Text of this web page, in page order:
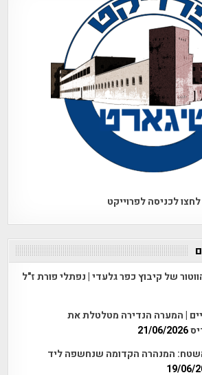
לחצו לכניסה לפרוייקט
של קיבוץ כפר גלעדי | נפתלי פורת ז"ל
| המערה הנדירה מטלטלת את
21/06/2026
המנהרה הקדומה שנחשפה ליד
19/06/